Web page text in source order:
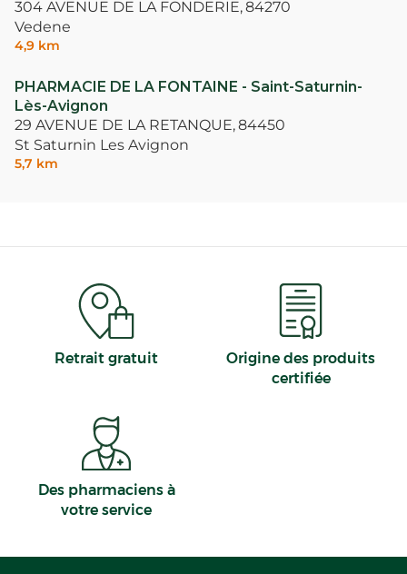
304 AVENUE DE LA FONDERIE,84270
Vedene
4,9 km
PHARMACIE DE LA FONTAINE - Saint-Saturnin-
Lès-Avignon
29 AVENUE DE LA RETANQUE,84450
St Saturnin Les Avignon
5,7 km
Retrait gratuit
Origine des produits
certifiée
Des pharmaciens à
votre service